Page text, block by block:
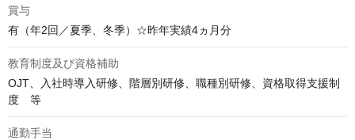
賞与
有（年2回／夏季、冬季）☆昨年実績4ヵ月分
教育制度及び資格補助
OJT、入社時導入研修、階層別研修、職種別研修、資格取得支援制
度　等
通勤手当